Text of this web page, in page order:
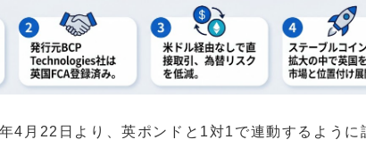
4月22日より、英ポンドと1対1で連動するように